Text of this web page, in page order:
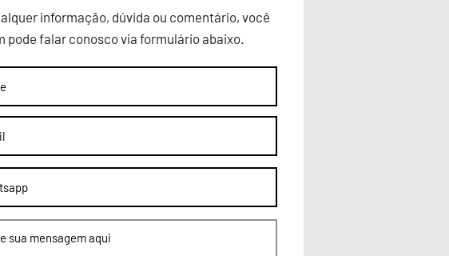
informação, dúvida ou comentário, você
pode falar conosco via formulário abaixo.